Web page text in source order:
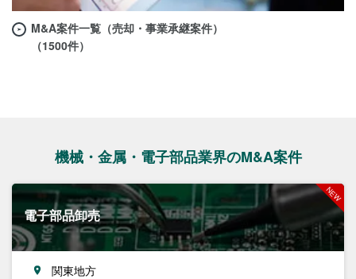
M&A案件一覧（売却・事業承継案件）
（1500件）
機械・金属・電子部品業界のM&A案件
電子部品卸売
関東地方